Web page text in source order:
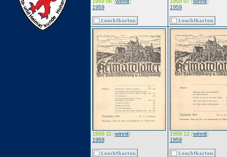
1959
1959
1959 11 (winnit)
1959
1959 12 (winnit)
1959